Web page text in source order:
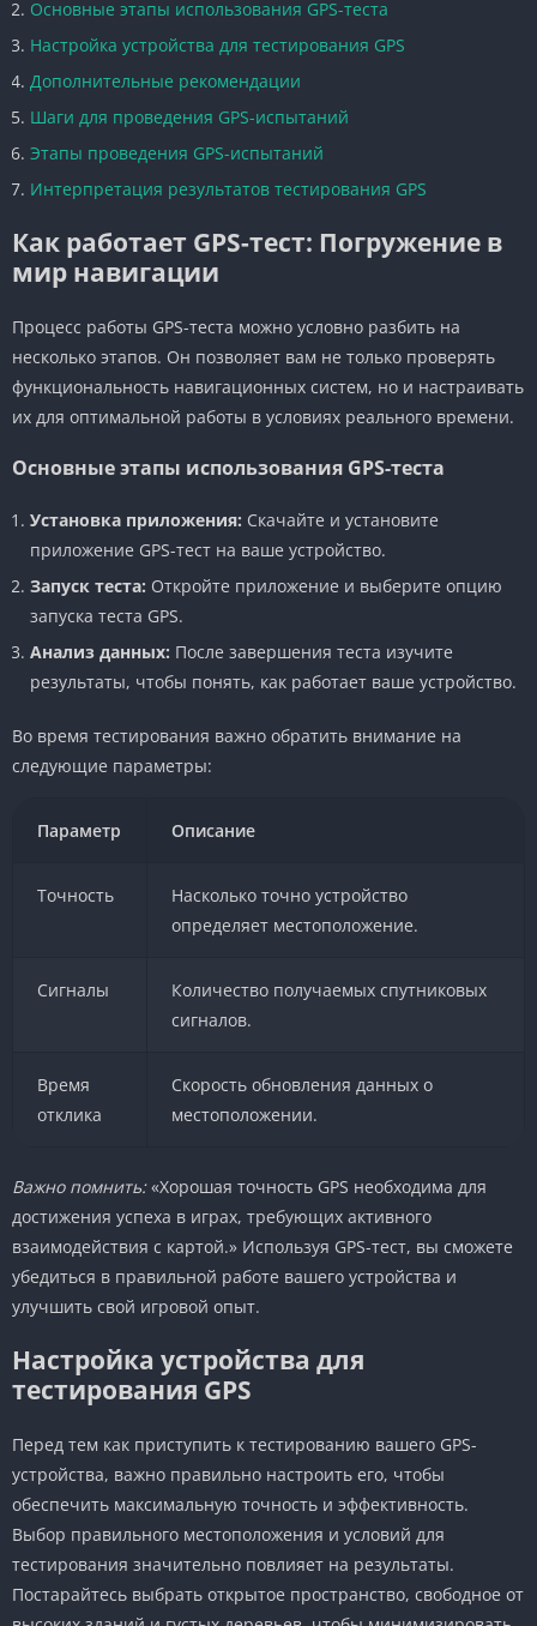
Основные этапы использования GPS-теста
Настройка устройства для тестирования GPS
Дополнительные рекомендации
Шаги для проведения GPS-испытаний
Этапы проведения GPS-испытаний
Интерпретация результатов тестирования GPS
Как работает GPS-тест: Погружение в
мир навигации
Процесс работы GPS-теста можно условно разбить на
несколько этапов. Он позволяет вам не только проверять
функциональность навигационных систем, но и настраивать
их для оптимальной работы в условиях реального времени.
Основные этапы использования GPS-теста
Установка приложения: Скачайте и установите
приложение GPS-тест на ваше устройство.
Запуск теста: Откройте приложение и выберите опцию
запуска теста GPS.
Анализ данных: После завершения теста изучите
результаты, чтобы понять, как работает ваше устройство.
Во время тестирования важно обратить внимание на
следующие параметры:
Параметр Описание
Точность
Насколько точно устройство
определяет местоположение.
Сигналы
Количество получаемых спутниковых
сигналов.
Время
отклика
Скорость обновления данных о
местоположении.
Важно помнить:«Хорошая точность GPS необходима для
достижения успеха в играх, требующих активного
взаимодействия с картой.» Используя GPS-тест, вы сможете
убедиться в правильной работе вашего устройства и
улучшить свой игровой опыт.
Настройка устройства для
тестирования GPS
Перед тем как приступить к тестированию вашего GPS-
устройства, важно правильно настроить его, чтобы
обеспечить максимальную точность и эффективность.
Выбор правильного местоположения и условий для
тестирования значительно повлияет на результаты.
Постарайтесь выбрать открытое пространство, свободное от